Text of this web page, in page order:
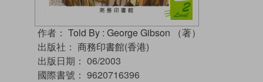
作者： Told By : George Gibson （著）
出版社： 商務印書館(香港)
出版日期： 06/2003
國際書號： 9620716396